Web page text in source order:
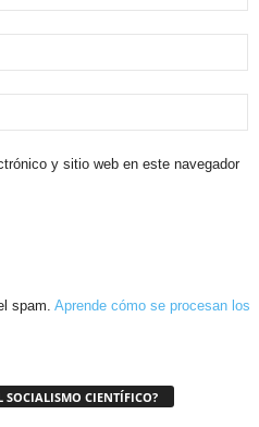
y sitio web en este navegador
spam. Aprende cómo se procesan los
SOCIALISMO CIENTÍFICO?